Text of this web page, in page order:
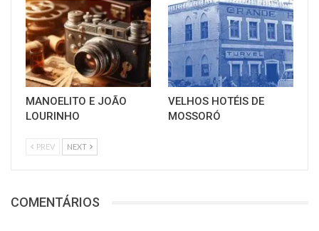
MANOELITO E JOÃO
LOURINHO
VELHOS HOTÉIS DE
MOSSORÓ
PREV NEXT
COMENTÁRIOS